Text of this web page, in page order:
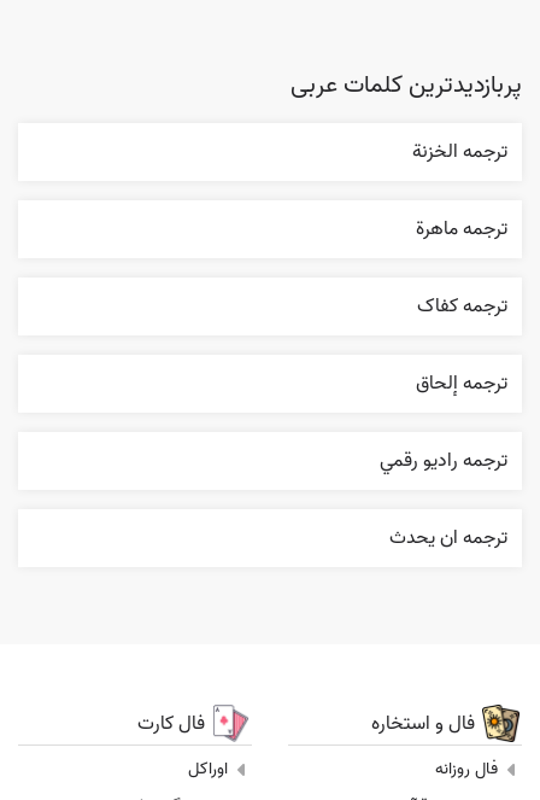
پربازدیدترین کلمات عربی
ترجمه الخزنة
ترجمه ماهرة
ترجمه کفاک
ترجمه إلحاق
ترجمه راديو رقمي
ترجمه ان يحدث
فال و استخاره
فال روزانه
فال کارت
اوراکل